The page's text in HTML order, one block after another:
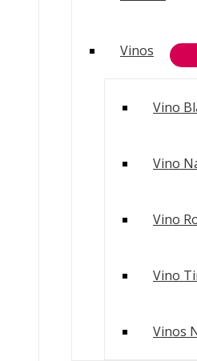
Vinos
Vino
Vino
Vino
Vino
Vinos